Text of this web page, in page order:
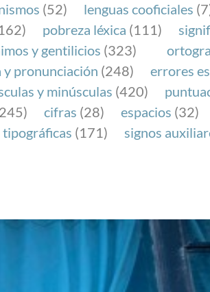
(52) lenguas cooficiales
pobreza léxica (111)
y gentilicios (323)
y pronunciación (248)
errores
y minúsculas (420)
cifras (28) espacios (32)
tipográficas (171)
signos